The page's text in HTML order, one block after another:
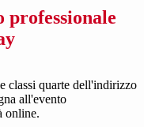
classi quarte dell'indirizzo
all'evento
online.